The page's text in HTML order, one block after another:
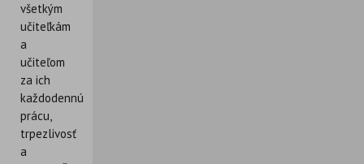
všetkým
učiteľkám
a
učiteľom
za ich
každodennú
prácu,
trpezlivosť
a